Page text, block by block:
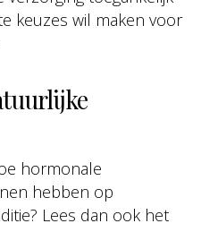
keuzes wil maken voor
hormonale
hebben op
Lees dan ook het